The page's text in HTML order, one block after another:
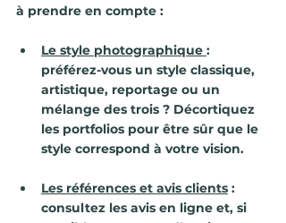
à prendre en compte :
Le style photographique :
préférez-vous un style classique,
artistique, reportage ou un
mélange des trois ? Décortiquez
les portfolios pour être sûr que le
style correspond à votre vision.
Les références et avis clients :
consultez les avis en ligne et, si